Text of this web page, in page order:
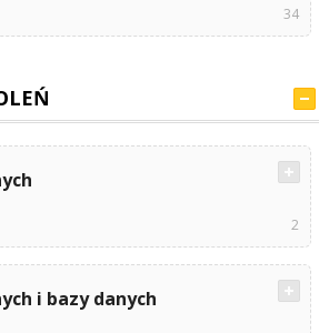
34
2
i bazy danych